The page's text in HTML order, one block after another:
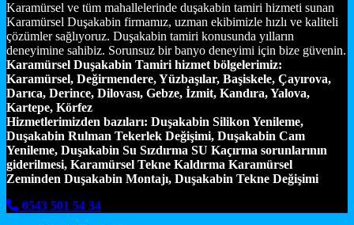
Karamürsel ve tüm mahallelerinde duşakabin tamiri hizmeti sunan
Karamürsel Duşakabin firmamız, uzman ekibimizle hızlı ve kaliteli
çözümler sağlıyoruz. Duşakabin tamiri konusunda yılların
deneyimine sahibiz. Sorunsuz bir banyo deneyimi için bize güvenin.
Karamürsel Duşakabin Tamiri hizmet bölgelerimiz:
Karamürsel, Değirmendere, Yüzbaşılar, Başiskele, Çayırova,
Darıca, Derince, Dilovası, Gebze, İzmit, Kandıra, Yalova,
Kartepe, Körfez
Hizmetlerimizden bazıları: Duşakabin Silikon Yenileme,
Duşakabin Rulman Tekerlek Değişimi, Duşakabin Cam
Yenileme, Duşakabin Su Sızdırma SU Kaçırma sorunlarının
giderilmesi, Karamürsel Tekne Kaldırma Karamürsel
Zeminden Duşakabin Montajı, Duşakabin Tekne Değişimi
0543 501 54 34